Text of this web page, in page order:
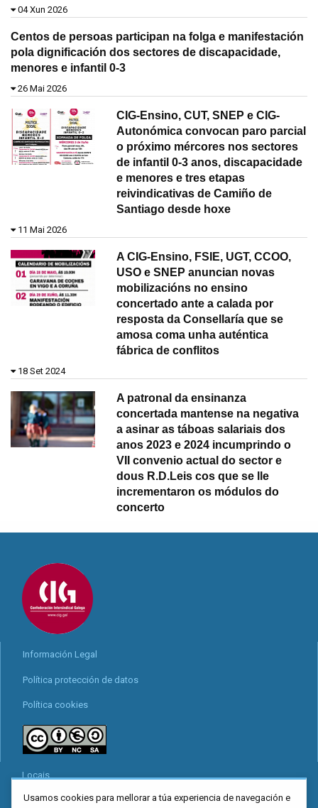
04 Xun 2026
Centos de persoas participan na folga e manifestación
pola dignificación dos sectores de discapacidade,
menores e infantil 0-3
26 Mai 2026
CIG-Ensino, CUT, SNEP e CIG-
Autonómica convocan paro parcial
o próximo mércores nos sectores
de infantil 0-3 anos, discapacidade
e menores e tres etapas
reivindicativas de Camiño de
Santiago desde hoxe
11 Mai 2026
A CIG-Ensino, FSIE, UGT, CCOO,
USO e SNEP anuncian novas
mobilizacións no ensino
concertado ante a calada por
resposta da Consellaría que se
amosa coma unha auténtica
fábrica de conflitos
18 Set 2024
A patronal da ensinanza
concertada mantense na negativa
a asinar as táboas salariais dos
anos 2023 e 2024 incumprindo o
VII convenio actual do sector e
dous R.D.Leis cos que se lle
incrementaron os módulos do
concerto
Información Legal
Política protección de datos
Política cookies
Locais
Mapa web
Usamos cookies para mellorar a túa experiencia de navegación e